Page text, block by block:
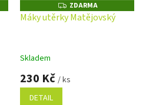
Z
D
A
ZDARMA
Máky utěrky Matějovský
Skladem
230 Kč / ks
DETAIL